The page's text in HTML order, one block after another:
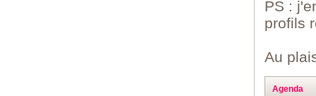
PS :
profils
Au
Agenda